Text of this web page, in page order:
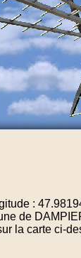
:
de
la carte ci-